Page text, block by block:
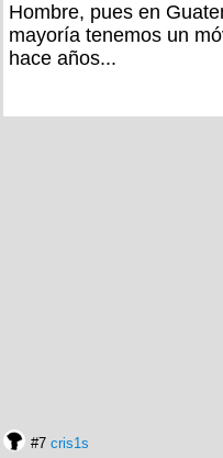
Hombre, pues en
mayoría tenemos un
hace años...
#7 cris1s